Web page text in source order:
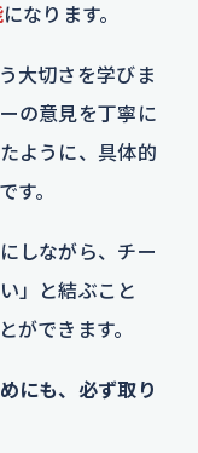
になります。
大切さを学びま
の意見を丁寧に
ように、具体的
す。
しながら、チー
」と結ぶこと
ができます。
にも、必ず取り